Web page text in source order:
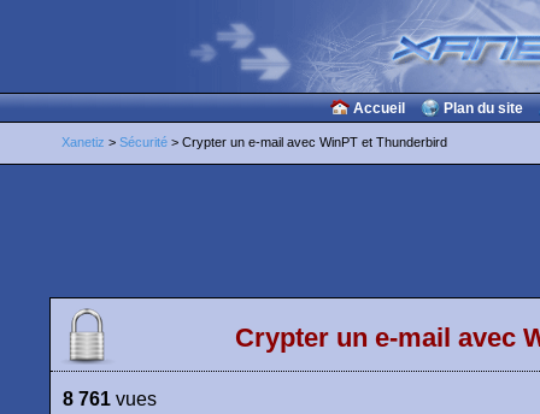
Accueil Plan du site
Xanetiz > Sécurité > Crypter un e-mail avec WinPT et Thunderbird
Crypter un e-mail avec
8 761 vues